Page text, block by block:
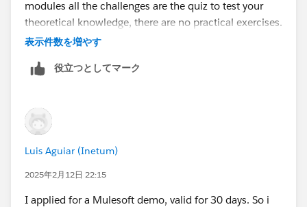
modules all the challenges are the quiz to test your
theoretical knowledge, there are no practical exercises.
表示件数を増やす
役立つとしてマーク
Luis Aguiar (Inetum)
2025年2月12日 22:15
I applied for a Mulesoft demo, valid for 30 days. So i